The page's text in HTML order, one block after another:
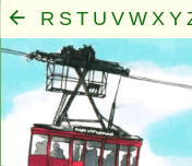
R S T U V W X Y
Mensch·Seele·